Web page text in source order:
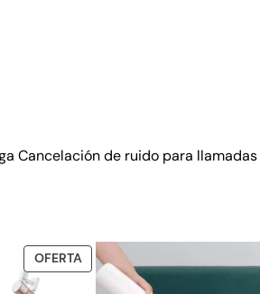
Cancelación de ruido para
OFERTA